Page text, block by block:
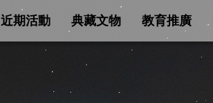
近期活動 典藏文物 教育推廣